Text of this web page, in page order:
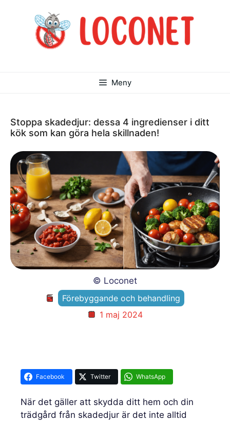
Meny
Stoppa skadedjur: dessa 4 ingredienser i ditt
kök som kan göra hela skillnaden!
© Loconet
Förebyggande och behandling
1 maj 2024
Facebook Twitter WhatsApp
När det gäller att skydda ditt hem och din
trädgård från skadedjur är det inte alltid